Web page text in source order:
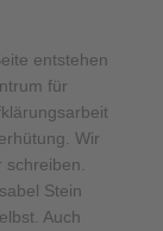
entstehen
für
Wir
Stein
Auch